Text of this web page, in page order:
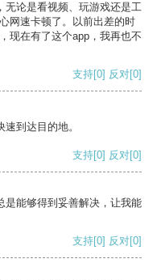
无论是看视频、玩游戏还是工
网速卡顿了。以前出差的时
现在有了这个app，我再也不
支持[0] 反对[0]
到达目的地。
支持[0] 反对[0]
是能够得到妥善解决，让我能
支持[0] 反对[0]